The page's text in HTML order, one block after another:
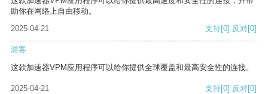
助你在网络上自由移动。
2025-04-21
支持[0] 反对[0]
游客
这款加速器VPM应用程序可以给你提供全球覆盖和最高安全性的连接。
2025-04-21 支持[0] 反对[0]